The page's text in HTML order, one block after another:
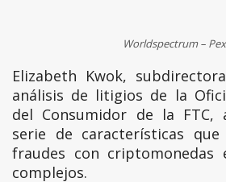
Worldspectrum –
Elizabeth Kwok,
análisis de litigios de la
del Consumidor de la FTC,
serie de características
fraudes con criptomonedas
complejos.